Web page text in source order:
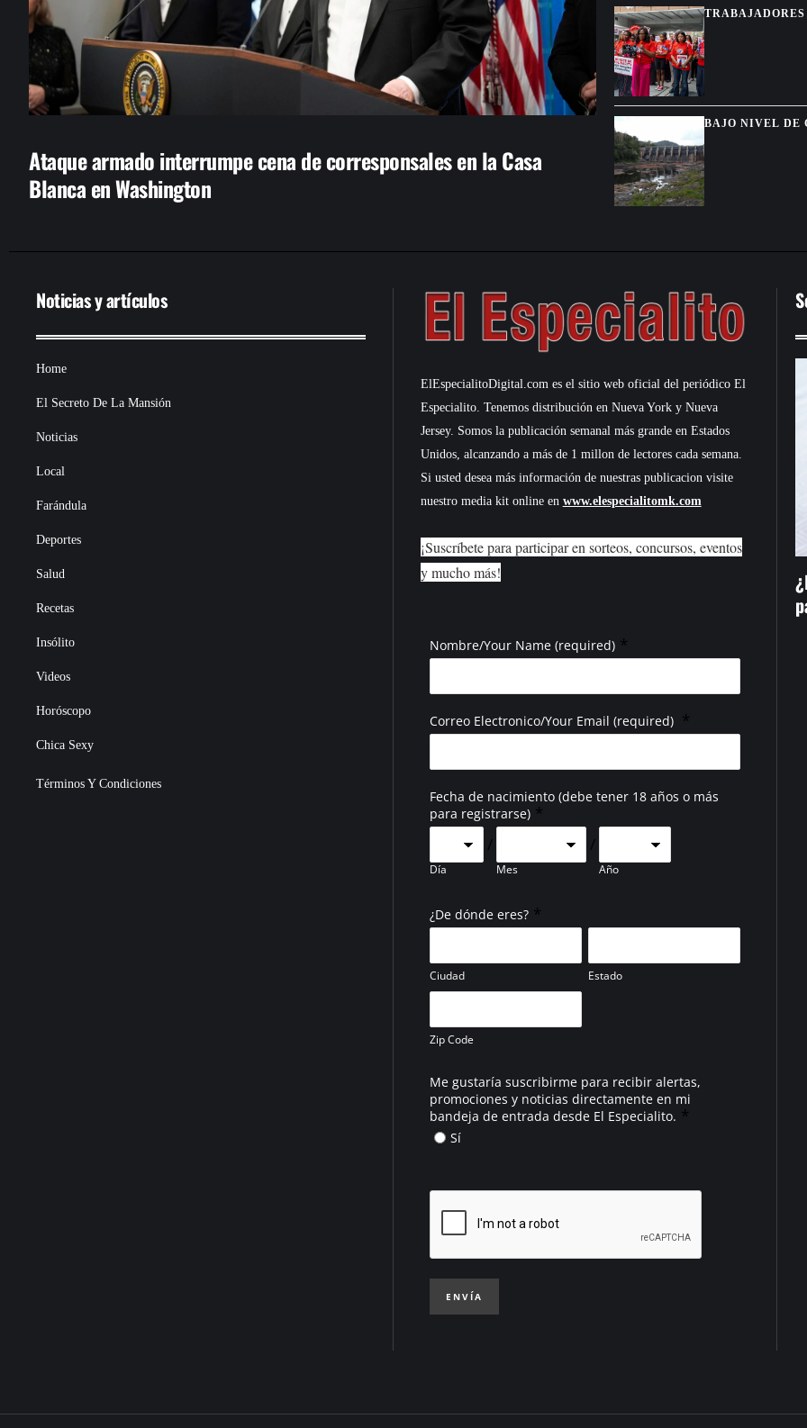
Ataque armado interrumpe cena de corresponsales en la Casa
Blanca en Washington
BAJO NIVEL DE
Noticias y artículos
Home
El Secreto De La Mansión
Noticias
Local
Farándula
Deportes
Salud
Recetas
Insólito
Videos
Horóscopo
Chica Sexy
Términos Y Condiciones
ElEspecialitoDigital.com es el sitio web oficial del periódico El
Especialito. Tenemos distribución en Nueva York y Nueva
Jersey. Somos la publicación semanal más grande en Estados
Unidos, alcanzando a más de 1 millon de lectores cada semana.
Si usted desea más información de nuestras publicacion visite
nuestro media kit online en www.elespecialitomk.com
¡Suscríbete para participar en sorteos, concursos, eventos
y mucho más!
Nombre/Your Name (required) *
Correo Electronico/Your Email (required) *
Fecha de nacimiento (debe tener 18 años o más
para registrarse) *
Día
/
Mes
/
Año
¿De dónde eres? *
Ciudad Estado
Zip Code
Me gustaría suscribirme para recibir alertas,
promociones y noticias directamente en mi
bandeja de entrada desde El Especialito. *
Sí
ENVÍA